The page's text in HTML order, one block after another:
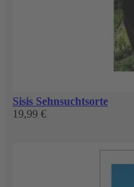
Sisis Sehnsuchtsorte
19,99 €